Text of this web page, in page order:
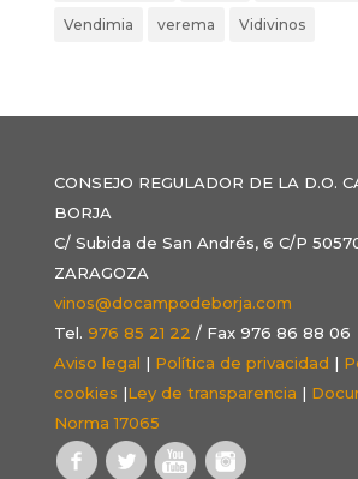
Vendimia verema Vidivinos
CONSEJO REGULADOR DE LA D.O.
BORJA
C/ Subida de San Andrés, 6 C/P
ZARAGOZA
vinos@docampodeborja.com
Tel. 976 85 21 22 / Fax 976 86 88 06
Aviso legal | Política de privacidad |
cookies |Ley de transparencia |
Norma 17065